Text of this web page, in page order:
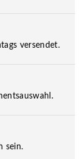
versendet.
sein.